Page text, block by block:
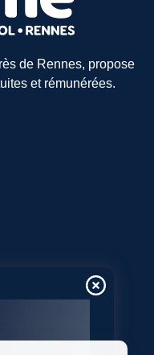
de Rennes, propose
et rémunérées.